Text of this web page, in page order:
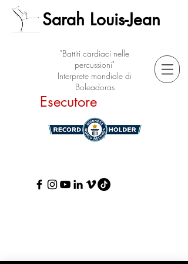
Sarah Louis-Jean
Esecutore
"Battiti cardiaci nelle
percussioni"
Interprete mondiale di
Boleadoras